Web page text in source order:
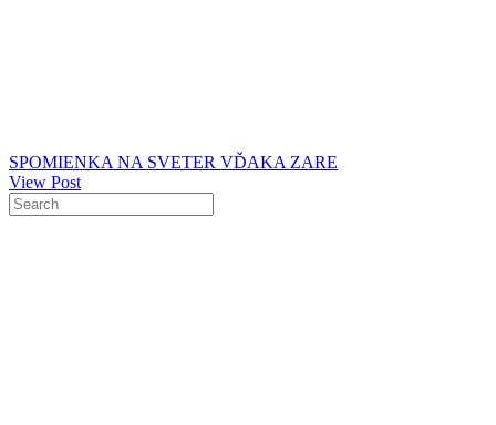
SPOMIENKA NA SVETER VĎAKA ZARE
View Post